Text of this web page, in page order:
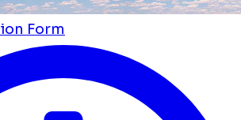
Form